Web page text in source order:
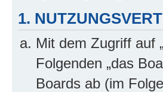
1.
Mit dem Zugriff auf
Folgenden „das
Boards ab (im